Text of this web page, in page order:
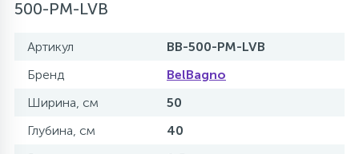
500-PM-LVB
Артикул
BB-500-PM-LVB
Бренд
BelBagno
Ширина, см
50
Глубина, см
40